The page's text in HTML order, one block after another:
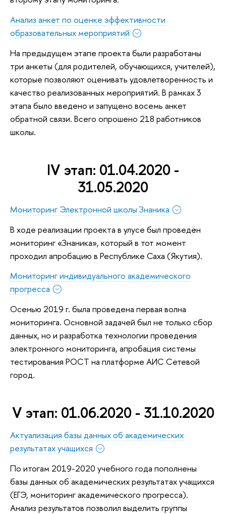
Анализ анкет по оценке эффективности
образовательных мероприятий
На предыдущем этапе проекта были разработаны
три анкеты (для родителей, обучающихся, учителей),
которые позволяют оценивать удовлетворенность и
качество реализованных мероприятий. В рамках 3
этапа было введено и запущено восемь анкет
обратной связи. Всего опрошено 218 работников
школы.
IV этап: 01.04.2020 -
31.05.2020
Мониторинг Электронной школы Знаника
В ходе реализации проекта в улусе был проведён
мониторинг «Знаника», который в тот момент
проходил апробацию в Республике Саха (Якутия).
Мониторинг индивидуального академического
прогресса
Осенью 2019 г. была проведена первая волна
мониторинга. Основной задачей был не только сбор
данных, но и разработка технологии проведения
электронного мониторинга, апробация системы
тестирования РОСТ на платформе АИС Сетевой
город.
V этап: 01.06.2020 - 31.10.2020
Актуализация базы данных об академических
результатах учащихся
По итогам 2019-2020 учебного года пополнены
базы данных об академических результатах учащихся
(ЕГЭ, мониторинг академического прогресса).
Анализ результатов позволил выделить группы